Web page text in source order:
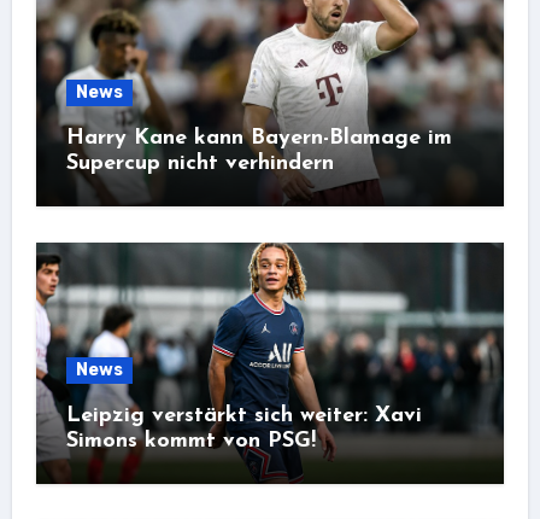
News
Harry Kane kann Bayern-Blamage im
Supercup nicht verhindern
News
Leipzig verstärkt sich weiter: Xavi
Simons kommt von PSG!